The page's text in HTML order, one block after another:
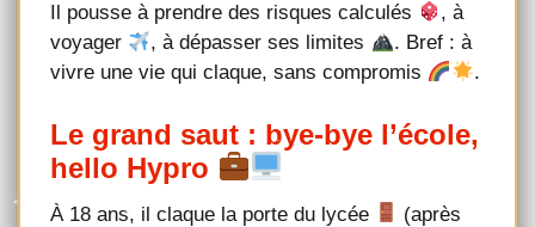
Il pousse à prendre des risques calculés
, à
voyager
, à dépasser ses limites
. Bref : à
vivre une vie qui claque, sans compromis
.
Le grand saut : bye-bye l’école,
hello Hypro
À 18 ans, il claque la porte du lycée
(après